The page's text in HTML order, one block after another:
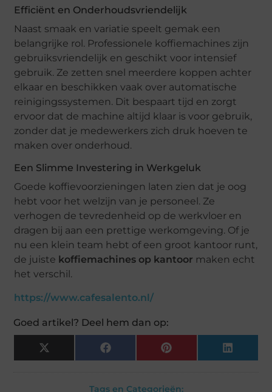
Efficiënt en Onderhoudsvriendelijk
Naast smaak en variatie speelt gemak een
belangrijke rol. Professionele koffiemachines zijn
gebruiksvriendelijk en geschikt voor intensief
gebruik. Ze zetten snel meerdere koppen achter
elkaar en beschikken vaak over automatische
reinigingssystemen. Dit bespaart tijd en zorgt
ervoor dat de machine altijd klaar is voor gebruik,
zonder dat je medewerkers zich druk hoeven te
maken over onderhoud.
Een Slimme Investering in Werkgeluk
Goede koffievoorzieningen laten zien dat je oog
hebt voor het welzijn van je personeel. Ze
verhogen de tevredenheid op de werkvloer en
dragen bij aan een prettige werkomgeving. Of je
nu een klein team hebt of een groot kantoor runt,
de juiste koffiemachines op kantoor maken echt
het verschil.
https://www.cafesalento.nl/
Goed artikel? Deel hem dan op:
X
(Twitter)
Facebook Pinterest LinkedIn
Tags en Categorieën: